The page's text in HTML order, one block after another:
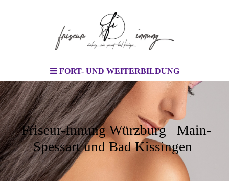
FORT- UND WEITERBILDUNG
Friseur-Innung Würzburg Main-
Spessart und Bad Kissingen